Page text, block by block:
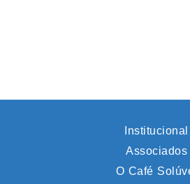
Institucional
Associados
O Café